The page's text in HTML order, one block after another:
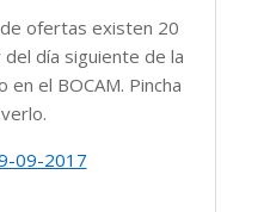
ofertas existen 20
día siguiente de la
en el BOCAM. Pincha
09-2017